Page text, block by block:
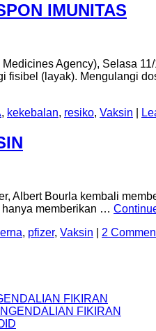
IMUNITAS
Agency), Selasa
fisibel (layak). Mengulangi
, kekebalan, resiko, Vaksin
Bourla kembali
hanya memberikan …
, pfizer, Vaksin
2
FIKIRAN
FIKIRAN